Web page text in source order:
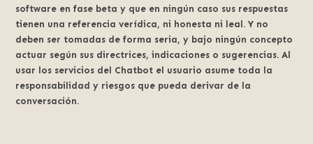
software en fase beta y que en ningún caso sus respuestas
tienen una referencia verídica, ni honesta ni leal. Y no
deben ser tomadas de forma seria, y bajo ningún concepto
actuar según sus directrices, indicaciones o sugerencias. Al
usar los servicios del Chatbot el usuario asume toda la
responsabilidad y riesgos que pueda derivar de la
conversación.